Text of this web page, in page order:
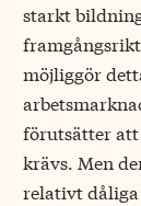
starkt
möjliggör
förutsätter
krävs. Men
relativt